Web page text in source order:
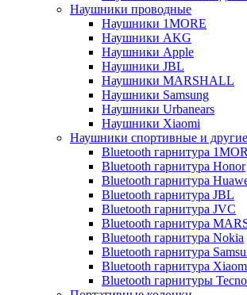
Наушники проводные
Наушники 1MORE
Наушники AKG
Наушники Apple
Наушники JBL
Наушники MARSHALL
Наушники Samsung
Наушники Urbanears
Наушники Xiaomi
Наушники спортивные и
Bluetooth гарнитура
Bluetooth гарнитура Honor
Bluetooth гарнитура
Bluetooth гарнитура JBL
Bluetooth гарнитура JVC
Bluetooth гарнитура
Bluetooth гарнитура Nokia
Bluetooth гарнитура
Bluetooth гарнитура
Bluetooth гарнитуры Tecno